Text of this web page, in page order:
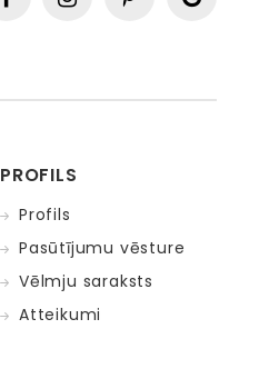
PROFILS
Profils
Pasūtījumu vēsture
Vēlmju saraksts
Atteikumi